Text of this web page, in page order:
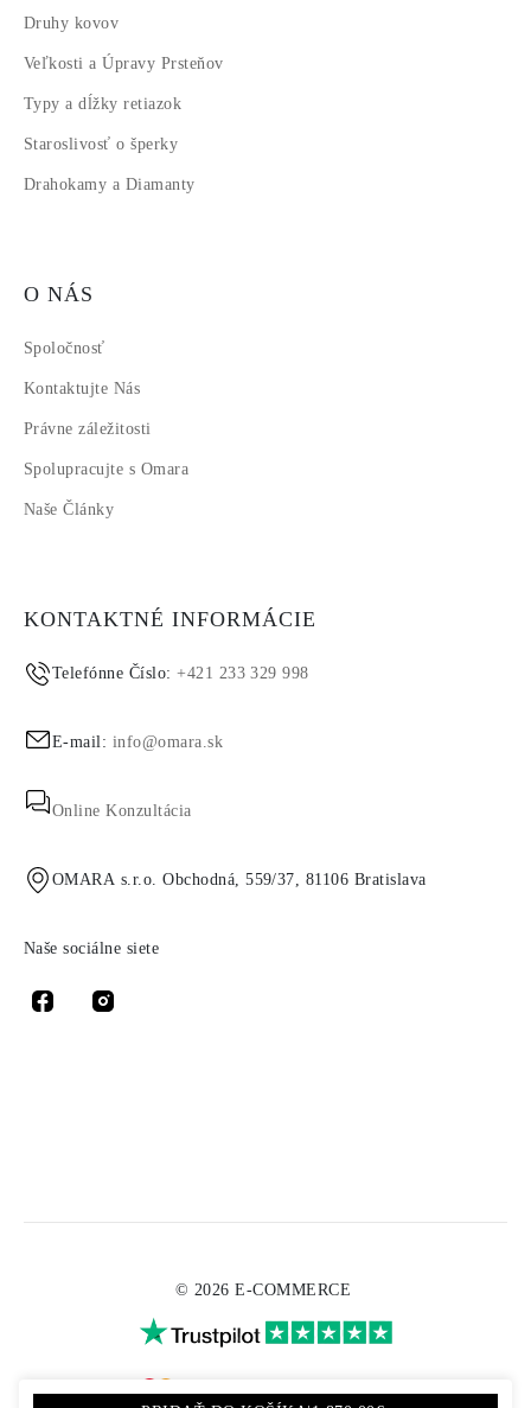
Druhy kovov
Veľkosti a Úpravy Prsteňov
Typy a dĺžky retiazok
Staroslivosť o šperky
Drahokamy a Diamanty
O NÁS
Spoločnosť
Kontaktujte Nás
Právne záležitosti
Spolupracujte s Omara
Naše Články
KONTAKTNÉ INFORMÁCIE
Telefónne Číslo:+421 233 329 998
E-mail: info@omara.sk
Online Konzultácia
OMARA s.r.o. Obchodná, 559/37, 81106 Bratislava
Naše sociálne siete
© 2026 E-COMMERCE